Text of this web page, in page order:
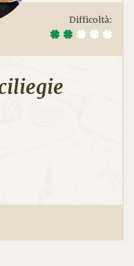
Difficoltà: